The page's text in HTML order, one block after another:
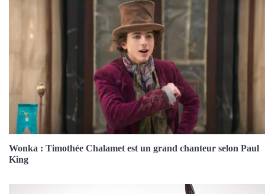
Wonka : Timothée Chalamet est un grand chanteur selon Paul
King